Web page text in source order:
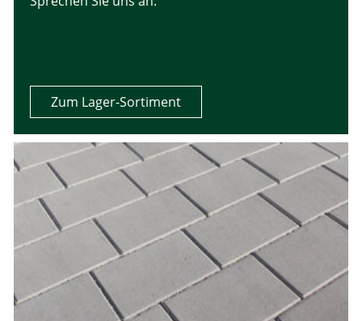
Zum Lager-Sortiment